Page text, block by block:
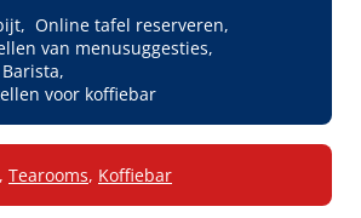
Online tafel reserveren
van menusuggesties
Barista
voor koffiebar
, Tearooms, Koffiebar